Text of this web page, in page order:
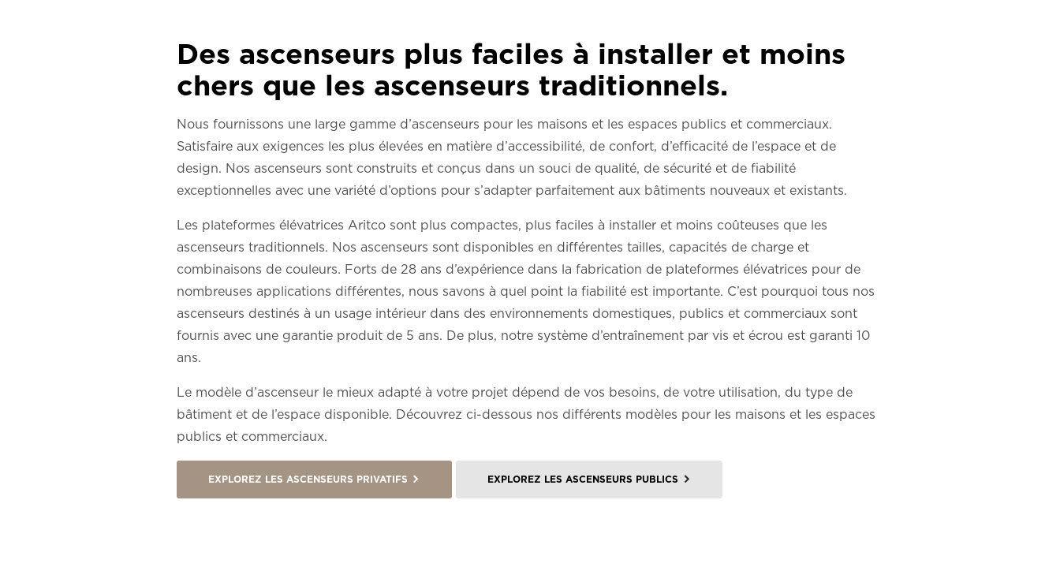
Des ascenseurs plus faciles à installer et moins
chers que les ascenseurs traditionnels.
Nous fournissons une large gamme d’ascenseurs pour les maisons et les espaces publics et commerciaux.
Satisfaire aux exigences les plus élevées en matière d’accessibilité, de confort, d’efficacité de l’espace et de
design. Nos ascenseurs sont construits et conçus dans un souci de qualité, de sécurité et de fiabilité
exceptionnelles avec une variété d’options pour s’adapter parfaitement aux bâtiments nouveaux et existants.
Les plateformes élévatrices Aritco sont plus compactes, plus faciles à installer et moins coûteuses que les
ascenseurs traditionnels. Nos ascenseurs sont disponibles en différentes tailles, capacités de charge et
combinaisons de couleurs. Forts de 28 ans d’expérience dans la fabrication de plateformes élévatrices pour de
nombreuses applications différentes, nous savons à quel point la fiabilité est importante. C’est pourquoi tous nos
ascenseurs destinés à un usage intérieur dans des environnements domestiques, publics et commerciaux sont
fournis avec une garantie produit de 5 ans. De plus, notre système d’entraînement par vis et écrou est garanti 10
ans.
Le modèle d’ascenseur le mieux adapté à votre projet dépend de vos besoins, de votre utilisation, du type de
bâtiment et de l’espace disponible. Découvrez ci-dessous nos différents modèles pour les maisons et les espaces
publics et commerciaux.
EXPLOREZ LES ASCENSEURS PRIVATIFS EXPLOREZ LES ASCENSEURS PUBLICS